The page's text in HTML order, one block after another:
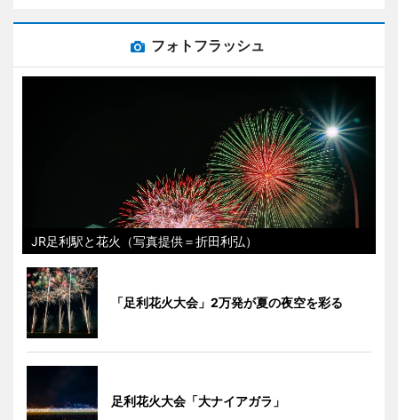
フォトフラッシュ
JR足利駅と花火（写真提供＝折田利弘）
「足利花火大会」2万発が夏の夜空を彩る
足利花火大会「大ナイアガラ」